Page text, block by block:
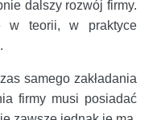
dalszy rozwój firmy.
w teorii, w praktyce
samego zakładania
firmy musi posiadać